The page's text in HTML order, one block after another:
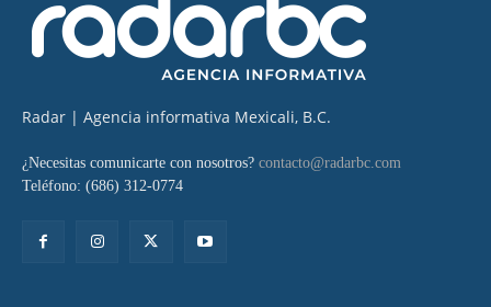
Radar | Agencia informativa Mexicali, B.C.
¿Necesitas comunicarte con nosotros? contacto@radarbc.com
Teléfono: (686) 312-0774